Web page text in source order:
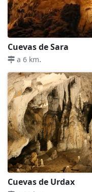
Cuevas de Sara
a 6 km.
Cuevas de Urdax